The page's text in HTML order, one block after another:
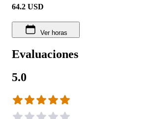
64.2 USD
Ver horas
Evaluaciones
5.0